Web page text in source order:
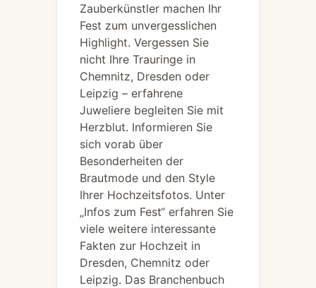
Zauberkünstler machen Ihr
Fest zum unvergesslichen
Highlight. Vergessen Sie
nicht Ihre Trauringe in
Chemnitz, Dresden oder
Leipzig – erfahrene
Juweliere begleiten Sie mit
Herzblut. Informieren Sie
sich vorab über
Besonderheiten der
Brautmode und den Style
Ihrer Hochzeitsfotos. Unter
„Infos zum Fest“ erfahren Sie
viele weitere interessante
Fakten zur Hochzeit in
Dresden, Chemnitz oder
Leipzig. Das Branchenbuch